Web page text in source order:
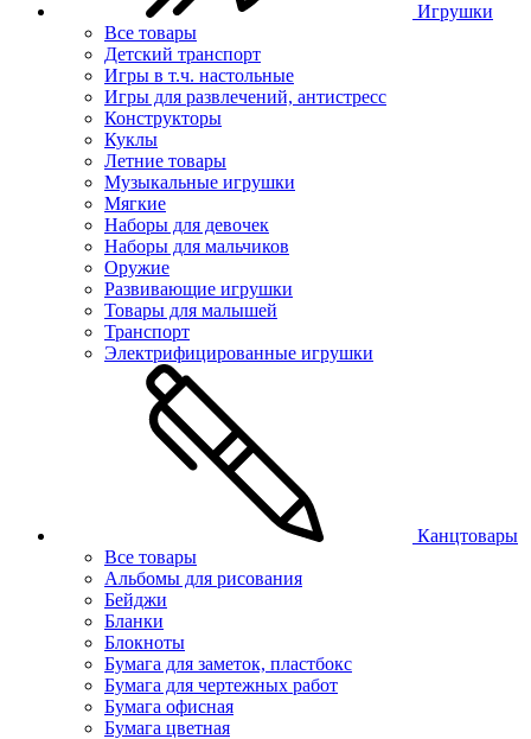
Игрушки
Все товары
Детский транспорт
Игры в т.ч. настольные
Игры для развлечений, антистресс
Конструкторы
Куклы
Летние товары
Музыкальные игрушки
Мягкие
Наборы для девочек
Наборы для мальчиков
Оружие
Развивающие игрушки
Товары для малышей
Транспорт
Электрифицированные игрушки
Канцтовары
Все товары
Альбомы для рисования
Бейджи
Бланки
Блокноты
Бумага для заметок, пластбокс
Бумага для чертежных работ
Бумага офисная
Бумага цветная